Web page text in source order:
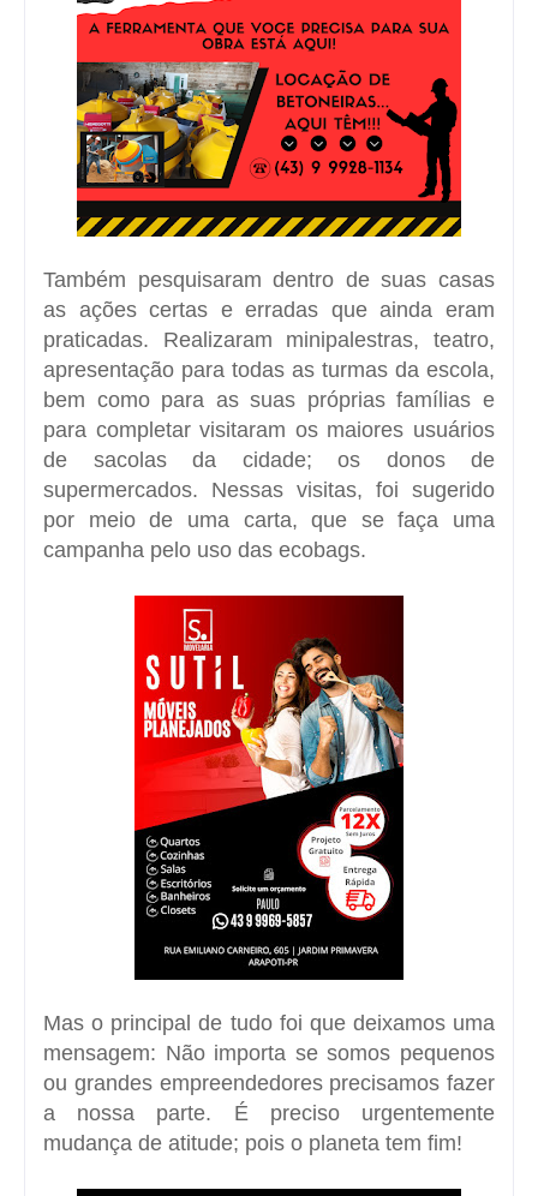
Também pesquisaram dentro de suas casas
as ações certas e erradas que ainda eram
praticadas. Realizaram minipalestras, teatro,
apresentação para todas as turmas da escola,
bem como para as suas próprias famílias e
para completar visitaram os maiores usuários
de sacolas da cidade; os donos de
supermercados. Nessas visitas, foi sugerido
por meio de uma carta, que se faça uma
campanha pelo uso das ecobags.
Mas o principal de tudo foi que deixamos uma
mensagem: Não importa se somos pequenos
ou grandes empreendedores precisamos fazer
a nossa parte. É preciso urgentemente
mudança de atitude; pois o planeta tem fim!